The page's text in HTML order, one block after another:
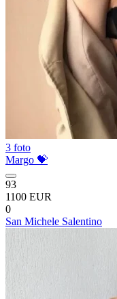
3 foto
Margo 💝
93
1100 EUR
0
San Michele Salentino